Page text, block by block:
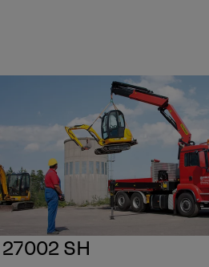
SH